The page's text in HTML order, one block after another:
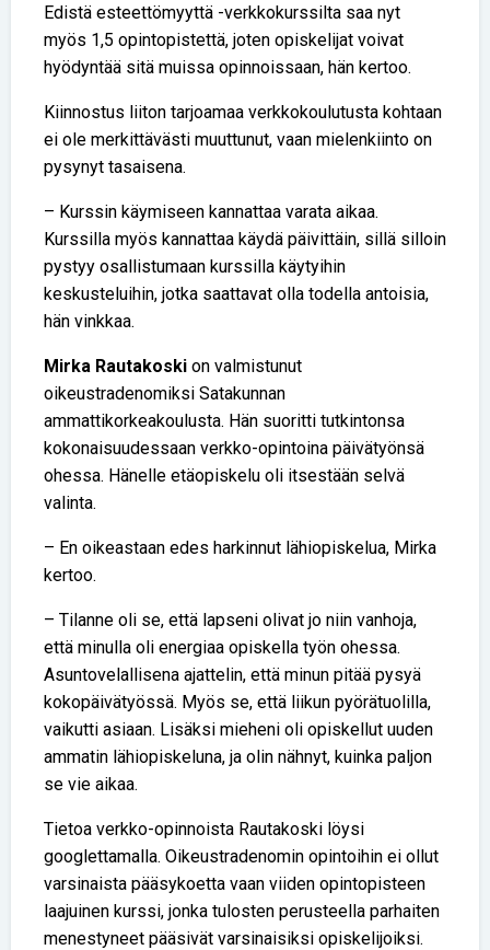
Edistä esteettömyyttä -verkkokurssilta saa nyt
myös 1,5 opintopistettä, joten opiskelijat voivat
hyödyntää sitä muissa opinnoissaan, hän kertoo.
Kiinnostus liiton tarjoamaa verkkokoulutusta kohtaan
ei ole merkittävästi muuttunut, vaan mielenkiinto on
pysynyt tasaisena.
– Kurssin käymiseen kannattaa varata aikaa.
Kurssilla myös kannattaa käydä päivittäin, sillä silloin
pystyy osallistumaan kurssilla käytyihin
keskusteluihin, jotka saattavat olla todella antoisia,
hän vinkkaa.
Mirka Rautakoski on valmistunut
oikeustradenomiksi Satakunnan
ammattikorkeakoulusta. Hän suoritti tutkintonsa
kokonaisuudessaan verkko-opintoina päivätyönsä
ohessa. Hänelle etäopiskelu oli itsestään selvä
valinta.
– En oikeastaan edes harkinnut lähiopiskelua, Mirka
kertoo.
– Tilanne oli se, että lapseni olivat jo niin vanhoja,
että minulla oli energiaa opiskella työn ohessa.
Asuntovelallisena ajattelin, että minun pitää pysyä
kokopäivätyössä. Myös se, että liikun pyörätuolilla,
vaikutti asiaan. Lisäksi mieheni oli opiskellut uuden
ammatin lähiopiskeluna, ja olin nähnyt, kuinka paljon
se vie aikaa.
Tietoa verkko-opinnoista Rautakoski löysi
googlettamalla. Oikeustradenomin opintoihin ei ollut
varsinaista pääsykoetta vaan viiden opintopisteen
laajuinen kurssi, jonka tulosten perusteella parhaiten
menestyneet pääsivät varsinaisiksi opiskelijoiksi.